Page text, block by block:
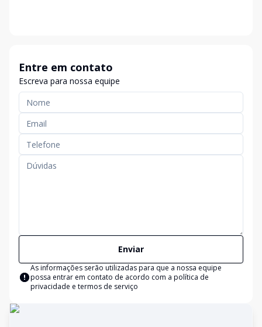
Entre em contato
Escreva para nossa equipe
Enviar
As informações serão utilizadas para que a nossa equipe
possa entrar em contato de acordo com a política de
privacidade e termos de serviço